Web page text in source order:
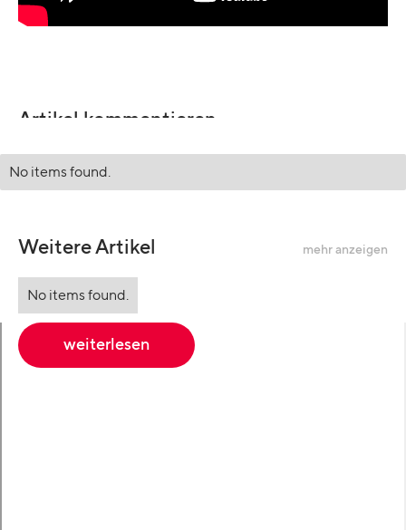
Artikel kommentieren
No items found.
Weitere Artikel mehr anzeigen
No items found.
weiterlesen